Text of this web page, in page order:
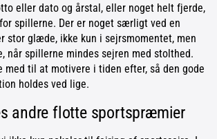
eller dato og årstal, eller noget helt fjerde,
spillerne. Der er noget særligt ved en
stor glæde, ikke kun i sejrsmomentet, men
når spillerne mindes sejren med stolthed.
med til at motivere i tiden efter, så den gode
holdes ved lige.
andre flotte sportspræmier